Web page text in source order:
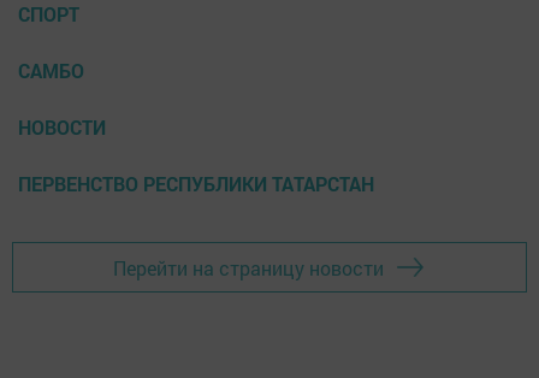
СПОРТ
САМБО
НОВОСТИ
ПЕРВЕНСТВО РЕСПУБЛИКИ ТАТАРСТАН
Перейти на страницу новости